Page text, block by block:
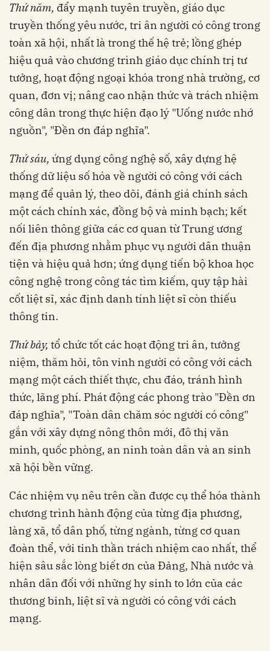
Thứ năm, đẩy mạnh tuyên truyền, giáo dục
truyền thống yêu nước, tri ân người có công trong
toàn xã hội, nhất là trong thế hệ trẻ; lồng ghép
hiệu quả vào chương trình giáo dục chính trị tư
tưởng, hoạt động ngoại khóa trong nhà trường, cơ
quan, đơn vị; nâng cao nhận thức và trách nhiệm
công dân trong thực hiện đạo lý "Uống nước nhớ
nguồn", "Đền ơn đáp nghĩa".
Thứ sáu, ứng dụng công nghệ số, xây dựng hệ
thống dữ liệu số hóa về người có công với cách
mạng để quản lý, theo dõi, đánh giá chính sách
một cách chính xác, đồng bộ và minh bạch; kết
nối liên thông giữa các cơ quan từ Trung ương
đến địa phương nhằm phục vụ người dân thuận
tiện và hiệu quả hơn; ứng dụng tiến bộ khoa học
công nghệ trong công tác tìm kiếm, quy tập hài
cốt liệt sĩ, xác định danh tính liệt sĩ còn thiếu
thông tin.
Thứ bảy, tổ chức tốt các hoạt động tri ân, tưởng
niệm, thăm hỏi, tôn vinh người có công với cách
mạng một cách thiết thực, chu đáo, tránh hình
thức, lãng phí. Phát động các phong trào "Đền ơn
đáp nghĩa", "Toàn dân chăm sóc người có công"
gắn với xây dựng nông thôn mới, đô thị văn
minh, quốc phòng, an ninh toàn dân và an sinh
xã hội bền vững.
Các nhiệm vụ nêu trên cần được cụ thể hóa thành
chương trình hành động của từng địa phương,
làng xã, tổ dân phố, từng ngành, từng cơ quan
đoàn thể, với tinh thần trách nhiệm cao nhất, thể
hiện sâu sắc lòng biết ơn của Đảng, Nhà nước và
nhân dân đối với những hy sinh to lớn của các
thương binh, liệt sĩ và người có công với cách
mạng.